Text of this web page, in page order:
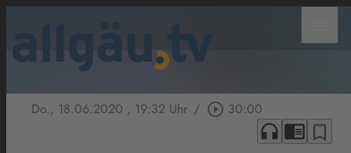
Do., 18.06.2020 , 19:32 Uhr / play_circle_outline 30:00
headphones chrome_reader_mode bookmark_border